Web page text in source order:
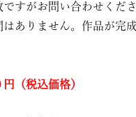
すがお問い合わせくださ
はありません。作品が完
円（税込価格）